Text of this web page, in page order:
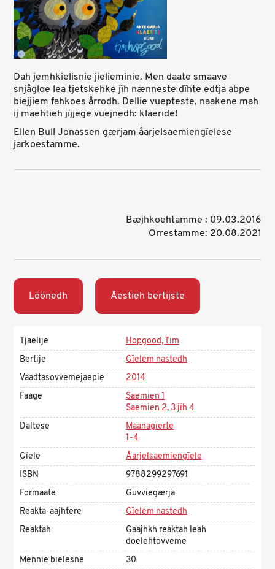
Dah jemhkielisnie jielieminie. Men daate smaave
snjågloe lea tjetskehke jïh nænneste dïhte edtja abpe
biejjiem fahkoes årrodh. Dellie vuepteste, naakene mah
ij maehtieh jïjjege vuejnedh: klaeride!
Ellen Bull Jonassen gærjam åarjelsaemiengïelese
jarkoestamme.
Bæjhkoehtamme : 09.03.2016
Orrestamme: 20.08.2021
Löönedh Åestieh bertijste
Tjaelije
Hopgood, Tim
Bertije
Gïelem nastedh
Vaadtasovvemejaepie
2014
Faage
Saemien 1
Saemien 2, 3 jïh 4
Daltese
Maanagïerte
1-4
Gïele
Åarjelsaemiengïele
ISBN
9788299297691
Formaate
Guvviegærja
Reakta-aajhtere
Gïelem nastedh
Reaktah
Gaajhkh reaktah leah
doelehtovveme
Mennie bielesne
30